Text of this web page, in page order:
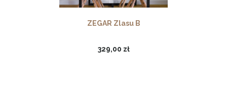
ZEGAR Zlasu B
329,00 zł